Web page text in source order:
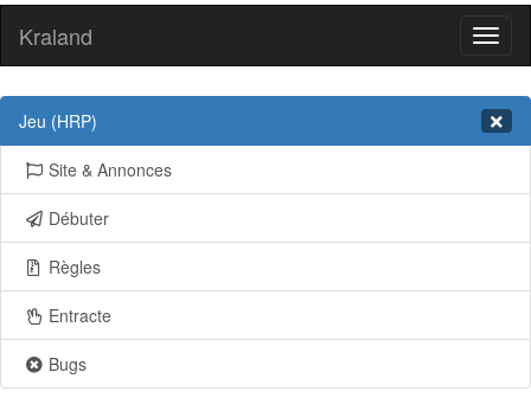
Kraland
Jeu (HRP)
Site & Annonces
Débuter
Règles
Entracte
Bugs